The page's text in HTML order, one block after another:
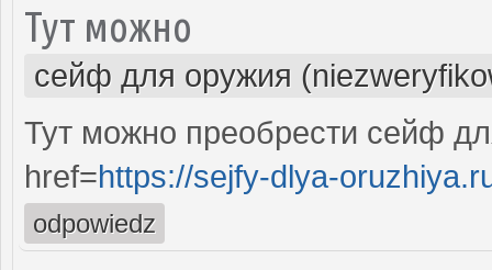
Тут можно
сейф для оружия
Тут можно преобрести сейф
href=https://sejfy-dlya-
odpowiedz